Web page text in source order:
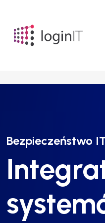
Bezpieczeństwo
Bezpieczeństwo
Bezpieczeństwo